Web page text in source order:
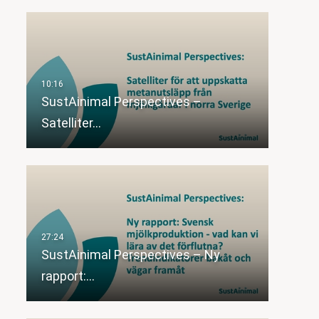
SustAinimal Perspectives –
Satelliter…
SustAinimal Perspectives – Ny
rapport:…